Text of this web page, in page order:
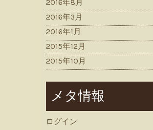
2016年8月
2016年3月
2016年1月
2015年12月
2015年10月
メタ情報
ログイン